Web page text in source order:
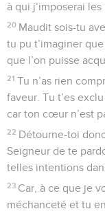
à qui j’imposerai
20 Maudit sois-tu
tu pu t’imaginer
que l’on puisse
21 Tu n’as rien
faveur. Tu t’es
car ton cœur n’est
22 Détourne-toi
Seigneur de te
telles intentions
23 Car, à ce que je
méchanceté et tu